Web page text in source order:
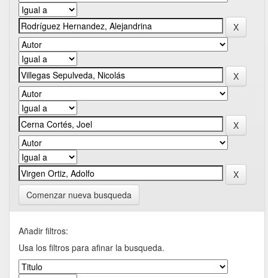
Comenzar nueva busqueda
Añadir filtros:
Usa los filtros para afinar la busqueda.